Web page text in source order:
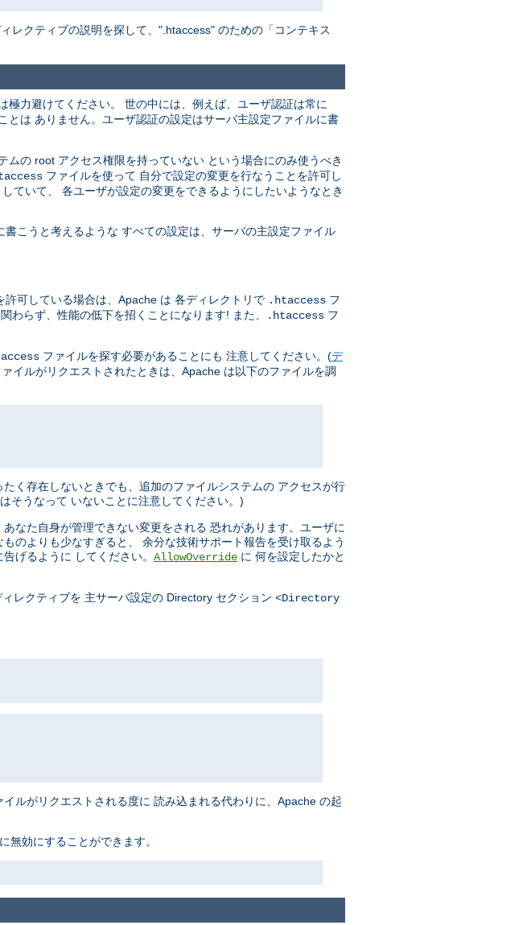
レクティブの説明を探して、".htaccess" のための「コンテキス
極力避けてください。 世の中には、例えば、ユーザ認証は常に
は ありません。ユーザ認証の設定はサーバ主設定ファイルに書
の root アクセス権限を持っていない という場合にのみ使うべき
ファイルを使って 自分で設定の変更を行なうことを許可し
ていて、 各ユーザが設定の変更をできるようにしたいようなとき
書こうと考えるような すべての設定は、サーバの主設定ファイル
許可している場合は、Apache は 各ディレクトリで .htaccess フ
わらず、性能の低下を招くことになります! また、 .htaccess フ
ファイルを探す必要があることにも 注意してください。(デ
イルがリクエストされたときは、Apache は以下のファイルを調
く存在しないときでも、追加のファイルシステムの アクセスが行
そうなって いないことに注意してください。)
なた自身が管理できない変更をされる 恐れがあります。ユーザに
のよりも少なすぎると、 余分な技術サポート報告を受け取るよう
げるように してください。 AllowOverride に 何を設定したかと
レクティブを 主サーバ設定の Directory セクション <Directory
ルがリクエストされる度に 読み込まれる代わりに、Apache の起
無効にすることができます。